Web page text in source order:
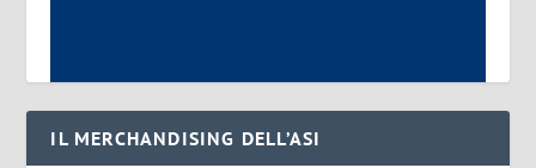
IL MERCHANDISING DELL’ASI